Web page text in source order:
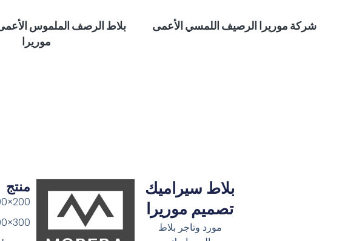
شركة موريرا الرصيف اللمسي الأعمى
بلاط الرصف الملموس
موريرا
بلاط سيراميك
تصميم موريرا
مورد وتاجر بلاط
منتج
200×200 متر
300×300م